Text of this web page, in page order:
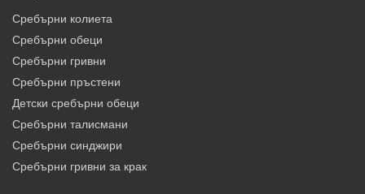
Сребърни колиета
Сребърни обеци
Сребърни гривни
Сребърни пръстени
Детски сребърни обеци
Сребърни талисмани
Сребърни синджири
Сребърни гривни за крак